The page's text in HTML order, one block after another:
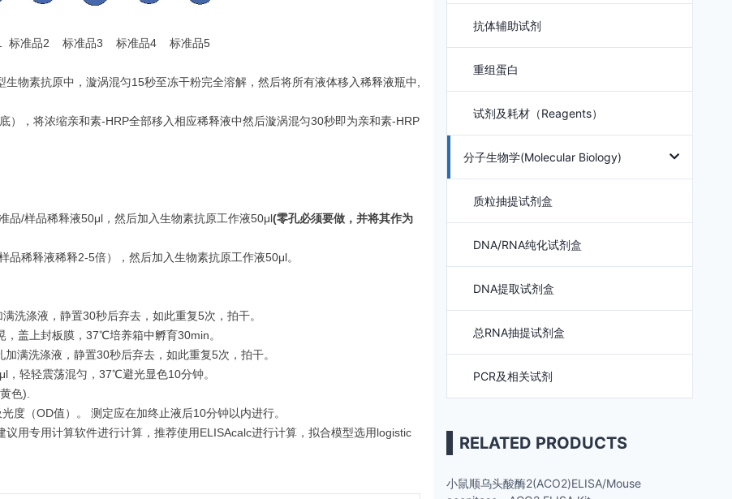
准品2 标准品3 标准品4 标准品5
物素抗原中，漩涡混匀15秒至冻干粉完全溶解，然后将所有液体移入稀释液瓶中,
），将浓缩亲和素-HRP全部移入相应稀释液中然后漩涡混匀30秒即为亲和素-HRP
品/样品稀释液50μl，然后加入生物素抗原工作液50μl(零孔必须要做，并将其作为
稀释液稀释2-5倍），然后加入生物素抗原工作液50μl。
洗涤液，静置30秒后弃去，如此重复5次，拍干。
盖上封板膜，37℃培养箱中孵育30min。
满洗涤液，静置30秒后弃去，如此重复5次，拍干。
，轻轻震荡混匀，37℃避光显色10分钟。
色).
度（OD值）。 测定应在加终止液后10分钟以内进行。
用专用计算软件进行计算，推荐使用ELISAcalc进行计算，拟合模型选用logistic
抗体辅助试剂
重组蛋白
试剂及耗材（Reagents）
分子生物学(Molecular Biology)
质粒抽提试剂盒
DNA/RNA纯化试剂盒
DNA提取试剂盒
总RNA抽提试剂盒
PCR及相关试剂
RELATED PRODUCTS
小鼠顺乌头酸酶2(ACO2)ELISA/Mouse